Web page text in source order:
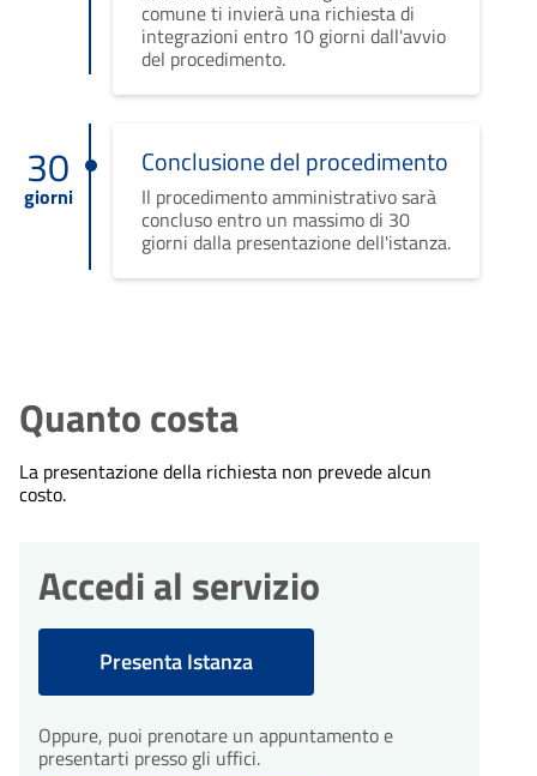
comune ti invierà una richiesta di
integrazioni entro 10 giorni dall'avvio
del procedimento.
30
giorni
Conclusione del procedimento
Il procedimento amministrativo sarà
concluso entro un massimo di 30
giorni dalla presentazione dell'istanza.
Quanto costa
La presentazione della richiesta non prevede alcun
costo.
Accedi al servizio
Presenta Istanza
Oppure, puoi prenotare un appuntamento e
presentarti presso gli uffici.